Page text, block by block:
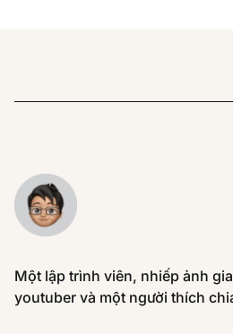
Một lập trình viên, nhiếp ảnh
youtuber và một người thích